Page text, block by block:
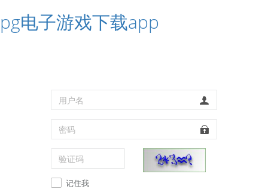
pg电子游戏下载app
记住我